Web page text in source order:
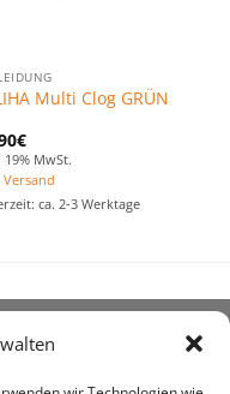
Multi Clog GRÜN
€
19% MwSt.
Versand
ca. 2-3 Werktage